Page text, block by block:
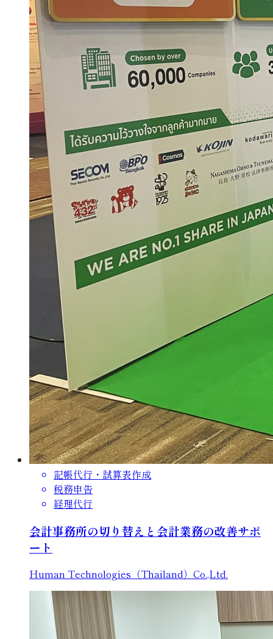
記帳代行・試算表作成
税務申告
経理代行
会計事務所の切り替えと会計業務の改善サポ
ート
Human Technologies（Thailand）Co.,Ltd.